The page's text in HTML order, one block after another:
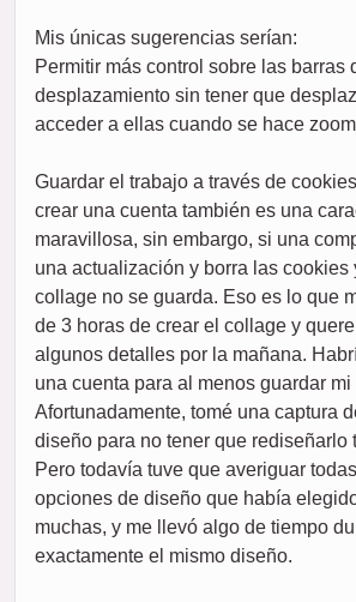
Mis únicas sugerencias serían:
Permitir más control sobre las barras
desplazamiento sin tener que
acceder a ellas cuando se hace
Guardar el trabajo a través de
crear una cuenta también es una
maravillosa, sin embargo, si una
una actualización y borra las cookies
collage no se guarda. Eso es lo que
de 3 horas de crear el collage y
algunos detalles por la mañana.
una cuenta para al menos guardar mi
Afortunadamente, tomé una captura
diseño para no tener que rediseñarlo
Pero todavía tuve que averiguar
opciones de diseño que había
muchas, y me llevó algo de tiempo
exactamente el mismo diseño.